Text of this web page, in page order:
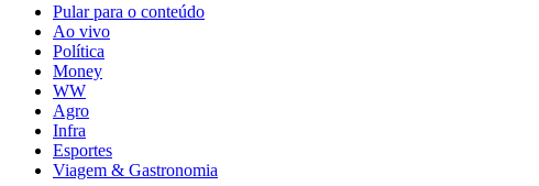
Pular para o conteúdo
Ao vivo
Política
Money
WW
Agro
Infra
Esportes
Viagem & Gastronomia